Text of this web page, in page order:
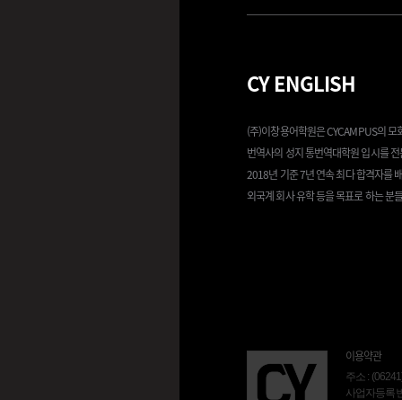
CY ENGLISH
(주)이창용어학원은 CYCAMPUS의
번역사의 성지 통번역대학원 입시를
2018년 기준 7년 연속 최다 합격자를
외국계 회사 유학 등을 목표로 하는 분
이용약관
주소 :
사업자등록